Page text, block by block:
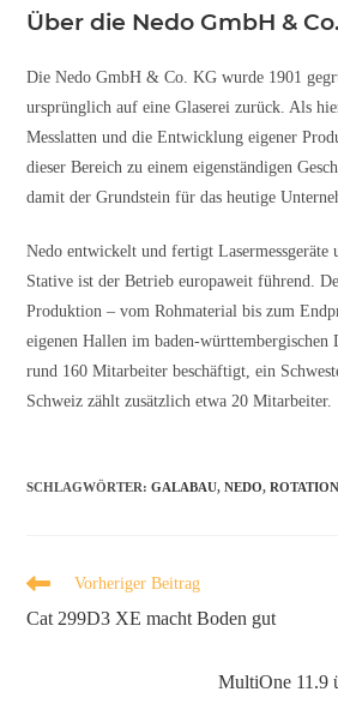
Über die Nedo GmbH &
Die Nedo GmbH & Co. KG wurde 1901
ursprünglich auf eine Glaserei zurück. Als
Messlatten und die Entwicklung eigener
dieser Bereich zu einem eigenständigen
damit der Grundstein für das heutige
Nedo entwickelt und fertigt Lasermessgeräte
Stative ist der Betrieb europaweit führend.
Produktion – vom Rohmaterial bis zum
eigenen Hallen im baden-württembergischen
rund 160 Mitarbeiter beschäftigt, ein
Schweiz zählt zusätzlich etwa 20 Mitarbeiter.
SCHLAGWÖRTER:GALABAU, NEDO,
Vorheriger Beitrag
Cat 299D3 XE macht Boden gut
MultiOne 11.9